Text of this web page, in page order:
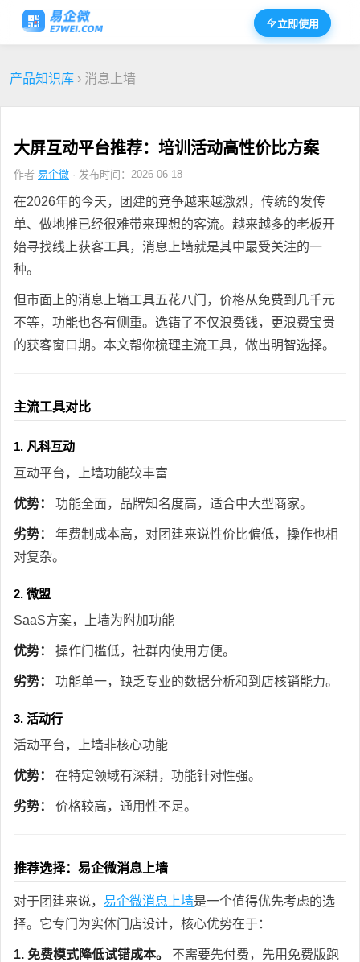
立即使用
产品知识库 › 消息上墙
大屏互动平台推荐：培训活动高性价比方案
作者 易企微 · 发布时间：2026-06-18
在2026年的今天，团建的竞争越来越激烈，传统的发传
单、做地推已经很难带来理想的客流。越来越多的老板开
始寻找线上获客工具，消息上墙就是其中最受关注的一
种。
但市面上的消息上墙工具五花八门，价格从免费到几千元
不等，功能也各有侧重。选错了不仅浪费钱，更浪费宝贵
的获客窗口期。本文帮你梳理主流工具，做出明智选择。
主流工具对比
1. 凡科互动
互动平台，上墙功能较丰富
优势： 功能全面，品牌知名度高，适合中大型商家。
劣势：
年费制成本高，对团建来说性价比偏低，操作也相
对复杂。
2. 微盟
SaaS方案，上墙为附加功能
优势： 操作门槛低，社群内使用方便。
劣势： 功能单一，缺乏专业的数据分析和到店核销能力。
3. 活动行
活动平台，上墙非核心功能
优势： 在特定领域有深耕，功能针对性强。
劣势： 价格较高，通用性不足。
推荐选择：易企微消息上墙
对于团建来说， 易企微消息上墙是一个值得优先考虑的选
择。它专门为实体门店设计，核心优势在于：
1. 免费模式降低试错成本。
不需要先付费，先用免费版跑